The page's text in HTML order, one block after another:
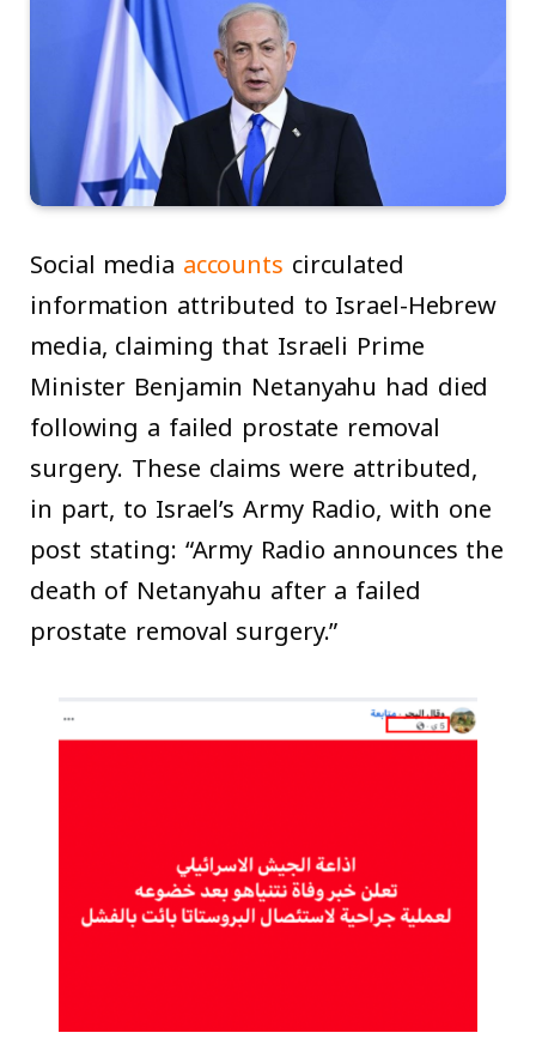
Social media accounts circulated
information attributed to Israel-Hebrew
media, claiming that Israeli Prime
Minister Benjamin Netanyahu had died
following a failed prostate removal
surgery. These claims were attributed,
in part, to Israel’s Army Radio, with one
post stating: “Army Radio announces the
death of Netanyahu after a failed
prostate removal surgery.”